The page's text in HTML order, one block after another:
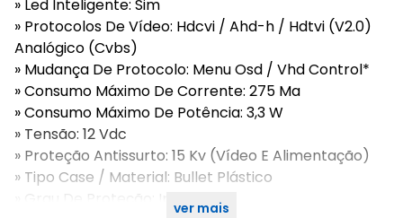
» Led Inteligente: Sim
» Protocolos De Vídeo: Hdcvi / Ahd-h / Hdtvi (V2.0)
Analógico (Cvbs)
» Mudança De Protocolo: Menu Osd / Vhd Control*
» Consumo Máximo De Corrente: 275 Ma
» Consumo Máximo De Potência: 3,3 W
» Tensão: 12 Vdc
» Proteção Antissurto: 15 Kv (Vídeo E Alimentação)
» Tipo Case / Material: Bullet Plástico
ver mais